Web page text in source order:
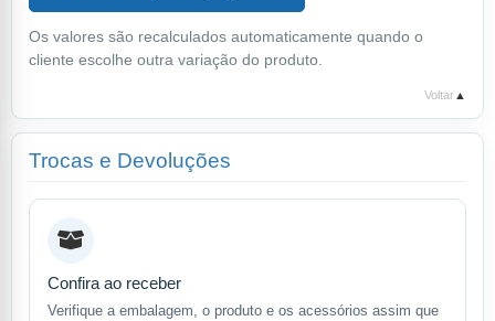
Os valores são recalculados automaticamente quando o
cliente escolhe outra variação do produto.
Voltar▲
Trocas e Devoluções
Confira ao receber
Verifique a embalagem, o produto e os acessórios assim que